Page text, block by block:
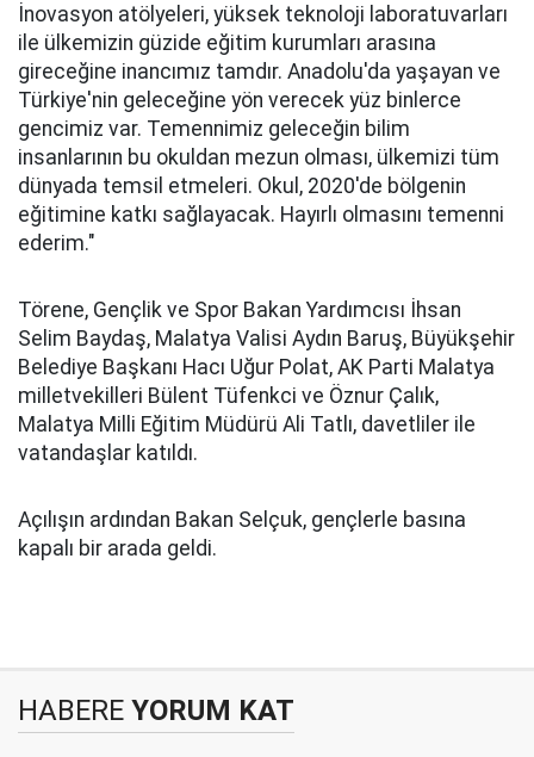
İnovasyon atölyeleri, yüksek teknoloji laboratuvarları
ile ülkemizin güzide eğitim kurumları arasına
gireceğine inancımız tamdır. Anadolu'da yaşayan ve
Türkiye'nin geleceğine yön verecek yüz binlerce
gencimiz var. Temennimiz geleceğin bilim
insanlarının bu okuldan mezun olması, ülkemizi tüm
dünyada temsil etmeleri. Okul, 2020'de bölgenin
eğitimine katkı sağlayacak. Hayırlı olmasını temenni
ederim."
Törene, Gençlik ve Spor Bakan Yardımcısı İhsan
Selim Baydaş, Malatya Valisi Aydın Baruş, Büyükşehir
Belediye Başkanı Hacı Uğur Polat, AK Parti Malatya
milletvekilleri Bülent Tüfenkci ve Öznur Çalık,
Malatya Milli Eğitim Müdürü Ali Tatlı, davetliler ile
vatandaşlar katıldı.
Açılışın ardından Bakan Selçuk, gençlerle basına
kapalı bir arada geldi.
HABERE YORUM KAT